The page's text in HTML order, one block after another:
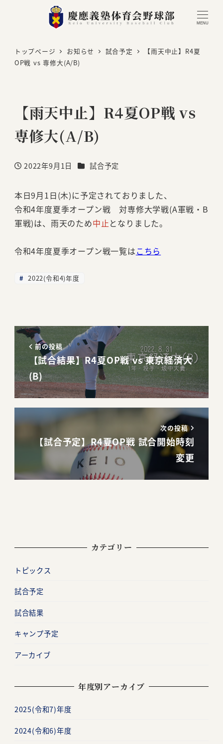
MENU
トップページ お知らせ 試合予定
【雨天中止】R4夏
OP戦 vs 専修大(A/B)
【雨天中止】R4夏OP戦 vs
専修大(A/B)
投稿日
2022年9月1日 カテゴリー
試合予定
本日9月1日(木)に予定されておりました、
令和4年度夏季オープン戦 対専修大学戦(A軍戦・B
軍戦)は、雨天のため中止となりました。
令和4年度夏季オープン戦一覧はこちら
2022(令和4)年度
前の投稿
【試合結果】R4夏OP戦 vs 東京経済大
(B)
次の投稿
【試合予定】R4夏OP戦 試合開始時刻
変更
カテゴリー
トピックス
試合予定
試合結果
キャンプ予定
アーカイブ
年度別アーカイブ
2025(令和7)年度
2024(令和6)年度